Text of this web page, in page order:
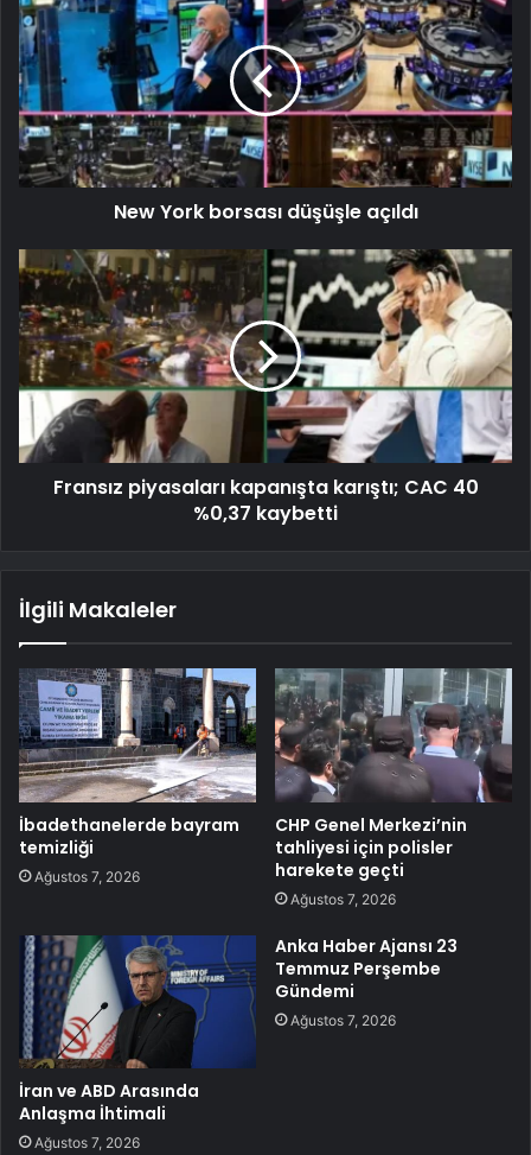
New York borsası düşüşle açıldı
Fransız piyasaları kapanışta karıştı; CAC 40
%0,37 kaybetti
İlgili Makaleler
İbadethanelerde bayram
temizliği
Ağustos 7, 2026
CHP Genel Merkezi’nin
tahliyesi için polisler
harekete geçti
Ağustos 7, 2026
İran ve ABD Arasında
Anlaşma İhtimali
Ağustos 7, 2026
Anka Haber Ajansı 23
Temmuz Perşembe
Gündemi
Ağustos 7, 2026